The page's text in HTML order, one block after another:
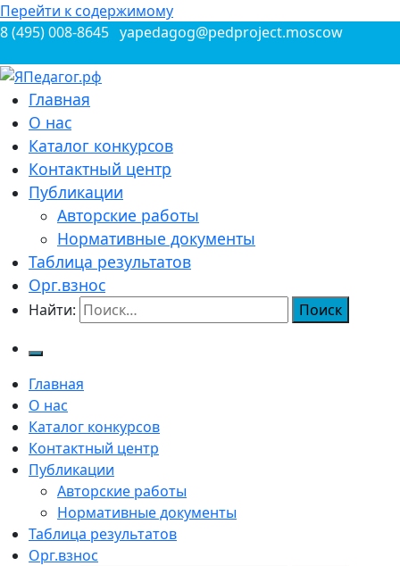
Перейти к содержимому
8 (495) 008-8645 yapedagog@pedproject.moscow
ЯПедагог.рф
Всероссийские конкурсы для педагогов
Главная
О нас
Каталог конкурсов
Контактный центр
Публикации
Авторские работы
Нормативные документы
Таблица результатов
Орг.взнос
Найти:
Главная
О нас
Каталог конкурсов
Контактный центр
Публикации
Авторские работы
Нормативные документы
Таблица результатов
Орг.взнос